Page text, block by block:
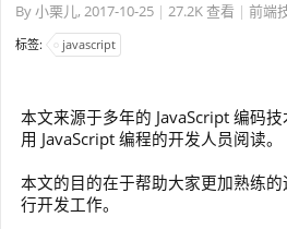
By小栗儿, 2017-10-25 | 27.2K 查看 | 前端
标签: javascript
本文来源于多年的 JavaScript 编码
用 JavaScript 编程的开发人员阅读。
本文的目的在于帮助大家更加熟练
行开发工作。